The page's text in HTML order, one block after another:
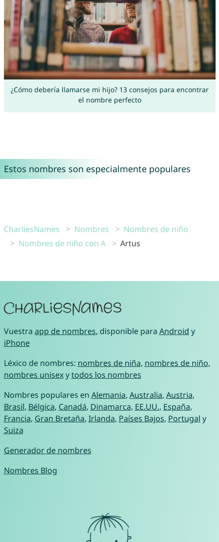
¿Cómo debería llamarse mi hijo? 13 consejos para encontrar
el nombre perfecto
Estos nombres son especialmente populares
CharliesNames Nombres
Nombres de niño
Nombres de niño con A
Artus
Vuestra app de nombres, disponible para Android y
iPhone
Léxico de nombres: nombres de niña, nombres de niño,
nombres unisexytodos los nombres
Nombres populares en Alemania, Australia, Austria,
Brasil, Bélgica, Canadá, Dinamarca, EE.UU., España,
Francia, Gran Bretaña, Irlanda, Países Bajos, Portugal y
Suiza
Generador de nombres
Nombres Blog